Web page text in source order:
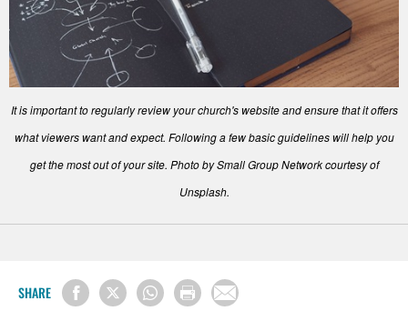
It is important to regularly review your church's website and ensure that it offers
what viewers want and expect. Following a few basic guidelines will help you
get the most out of your site. Photo by Small Group Network courtesy of
Unsplash.
SHARE